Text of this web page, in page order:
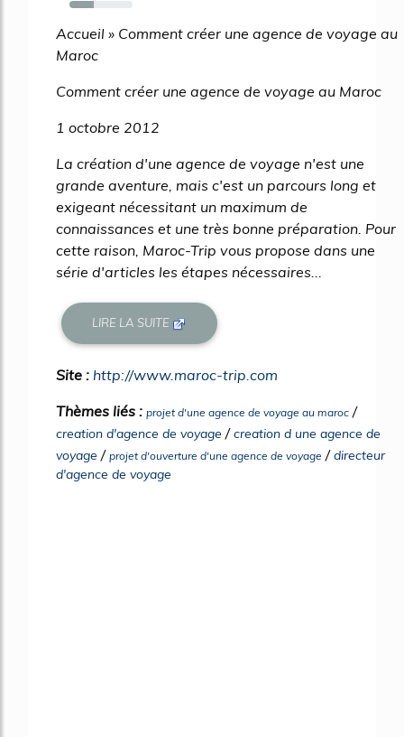
38%
Accueil » Comment créer une agence de voyage au
Maroc
Comment créer une agence de voyage au Maroc
1 octobre 2012
La création d'une agence de voyage n'est une
grande aventure, mais c'est un parcours long et
exigeant nécessitant un maximum de
connaissances et une très bonne préparation. Pour
cette raison, Maroc-Trip vous propose dans une
série d'articles les étapes nécessaires...
LIRE LA SUITE
Site : http://www.maroc-trip.com
Thèmes liés : projet d'une agence de voyage au maroc /
creation d'agence de voyage /creation d une agence de
voyage / projet d'ouverture d'une agence de voyage /directeur
d'agence de voyage